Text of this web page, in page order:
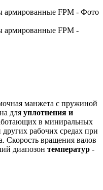
манжета с пружиной
для уплотнения и
в миниральных
рабочих средах при
Скорость вращения валов
диапозон температур -